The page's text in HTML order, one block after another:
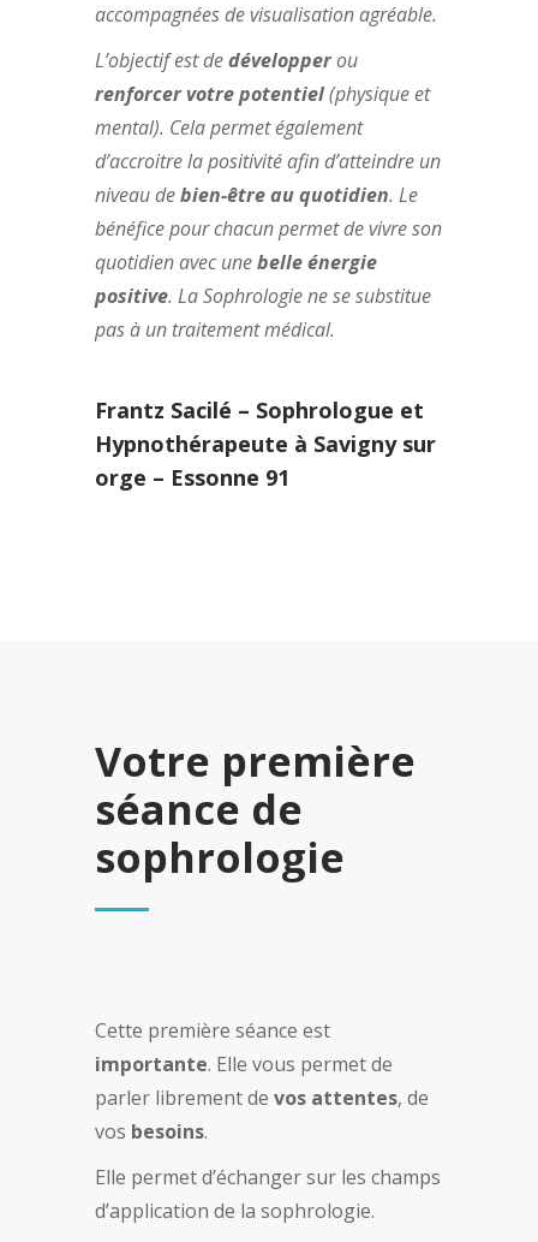
accompagnées de visualisation agréable.
L’objectif est dedévelopperou
renforcer votre potentiel(physique et
mental). Cela permet également
d’accroitre la positivité afin d’atteindre un
niveau debien-être au quotidien. Le
bénéfice pour chacun permet de vivre son
quotidien avec unebelle énergie
positive. La Sophrologie ne se substitue
pas à un traitement médical.
Frantz Sacilé – Sophrologue et
Hypnothérapeute à Savigny sur
orge – Essonne 91
Votre première
séance de
sophrologie
Cette première séance est
importante. Elle vous permet de
parler librement de vos attentes, de
vos besoins.
Elle permet d’échanger sur les champs
d’application de la sophrologie.